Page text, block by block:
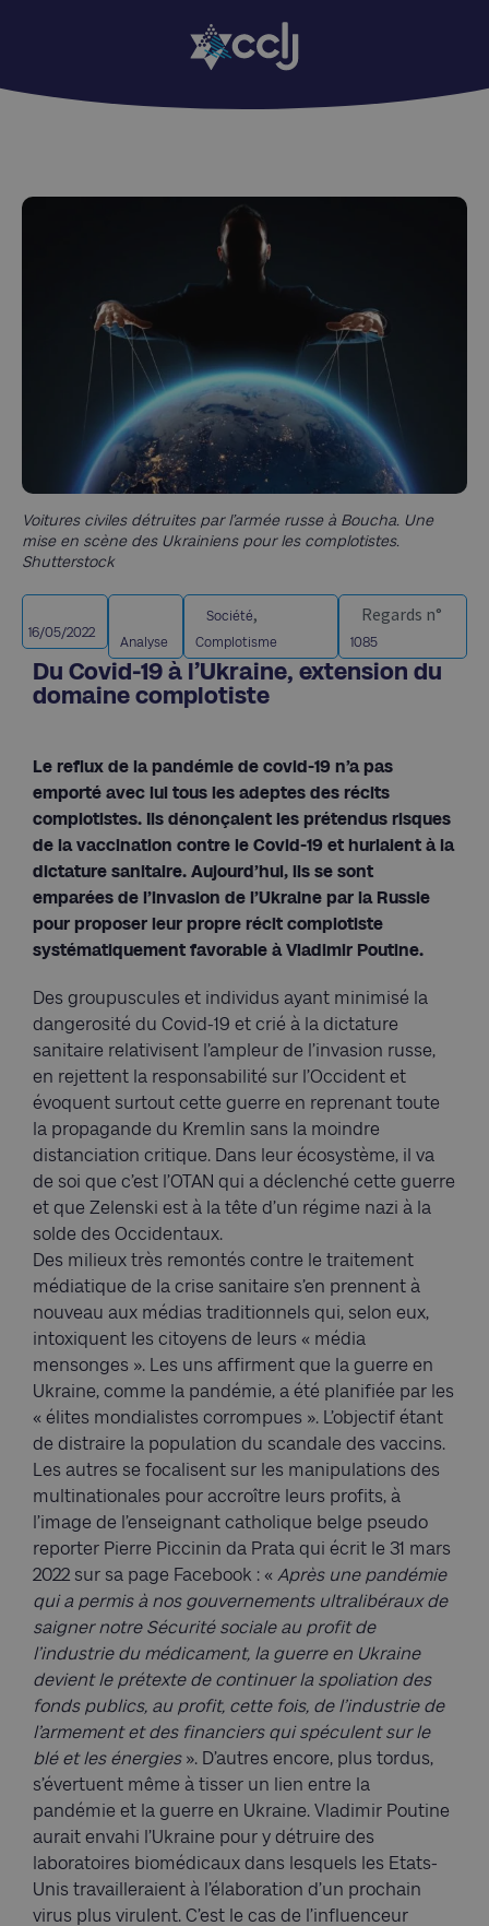
Voitures civiles détruites par l’armée russe à Boucha. Une
mise en scène des Ukrainiens pour les complotistes.
Shutterstock
16/05/2022
Analyse
Société,
Complotisme
Regards n°
1085
Du Covid-19 à l’Ukraine, extension du
domaine complotiste
Le reflux de la pandémie de covid-19 n’a pas
emporté avec lui tous les adeptes des récits
complotistes. Ils dénonçaient les prétendus risques
de la vaccination contre le Covid-19 et hurlaient à la
dictature sanitaire. Aujourd’hui, ils se sont
emparées de l’invasion de l’Ukraine par la Russie
pour proposer leur propre récit complotiste
systématiquement favorable à Vladimir Poutine.
Des groupuscules et individus ayant minimisé la
dangerosité du Covid-19 et crié à la dictature
sanitaire relativisent l’ampleur de l’invasion russe,
en rejettent la responsabilité sur l’Occident et
évoquent surtout cette guerre en reprenant toute
la propagande du Kremlin sans la moindre
distanciation critique. Dans leur écosystème, il va
de soi que c’est l’OTAN qui a déclenché cette guerre
et que Zelenski est à la tête d’un régime nazi à la
solde des Occidentaux.
Des milieux très remontés contre le traitement
médiatique de la crise sanitaire s’en prennent à
nouveau aux médias traditionnels qui, selon eux,
intoxiquent les citoyens de leurs « média
mensonges ». Les uns affirment que la guerre en
Ukraine, comme la pandémie, a été planifiée par les
« élites mondialistes corrompues ». L’objectif étant
de distraire la population du scandale des vaccins.
Les autres se focalisent sur les manipulations des
multinationales pour accroître leurs profits, à
l’image de l’enseignant catholique belge pseudo
reporter Pierre Piccinin da Prata qui écrit le 31 mars
2022 sur sa page Facebook : « Après une pandémie
qui a permis à nos gouvernements ultralibéraux de
saigner notre Sécurité sociale au profit de
l’industrie du médicament, la guerre en Ukraine
devient le prétexte de continuer la spoliation des
fonds publics, au profit, cette fois, de l’industrie de
l’armement et des financiers qui spéculent sur le
blé et les énergies». D’autres encore, plus tordus,
s’évertuent même à tisser un lien entre la
pandémie et la guerre en Ukraine. Vladimir Poutine
aurait envahi l’Ukraine pour y détruire des
laboratoires biomédicaux dans lesquels les Etats-
Unis travailleraient à l’élaboration d’un prochain
virus plus virulent. C’est le cas de l’influenceur